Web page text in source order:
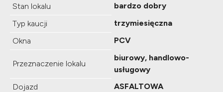
Stan lokalu
bardzo dobry
Typ kaucji
trzymiesięczna
Okna
PCV
Przeznaczenie lokalu
biurowy, handlowo-
usługowy
Dojazd
ASFALTOWA